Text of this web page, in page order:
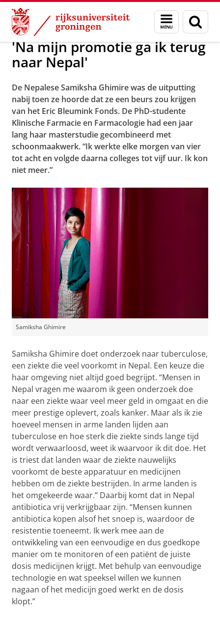
Skip
Content
Skip
Navigation
Menu
en
zoeken
Over ons Actueel Nieuws Worldwide Newsletter
'Na mijn promotie ga ik terug
naar Nepal'
De Nepalese Samiksha Ghimire was de uitputting
nabij toen ze hoorde dat ze een beurs zou krijgen
van het Eric Bleumink Fonds. De PhD-studente
Klinische Farmacie en Farmacologie had een jaar
lang haar masterstudie gecombineerd met
schoonmaakwerk. “Ik werkte elke morgen van vier
tot acht en volgde daarna colleges tot vijf uur. Ik kon
niet meer.”
Samiksha Ghimire
Samiksha Ghimire doet onderzoek naar tuberculose,
een ziekte die veel voorkomt in Nepal. Een keuze die
haar omgeving niet altijd goed begrijpt. “Mensen in
Nepal vragen me waarom ik geen onderzoek doe
naar een ziekte waar veel meer geld in omgaat en die
meer prestige oplevert, zoals kanker. Maar als ik zie
hoeveel mensen in arme landen lijden aan
tuberculose en hoe sterk die ziekte sinds lange tijd
wordt verwaarloosd, weet ik waarvoor ik dit doe. Het
is triest dat landen waar de ziekte nauwelijks
voorkomt de beste apparatuur en medicijnen
hebben om de ziekte bestrijden. In arme landen is
het omgekeerde waar.” Daarbij komt dat in Nepal
antibiotica vrij verkrijgbaar zijn. “Mensen kunnen
antibiotica kopen alsof het snoep is, waardoor de
resistentie toeneemt. Ik werk mee aan de
ontwikkeling van een eenvoudige en dus goedkope
manier om te monitoren of een patiënt de juiste
dosis medicijnen krijgt. Met behulp van eenvoudige
technologie en wat speeksel willen we kunnen
nagaan of het medicijn goed werkt en de dosis
klopt.”